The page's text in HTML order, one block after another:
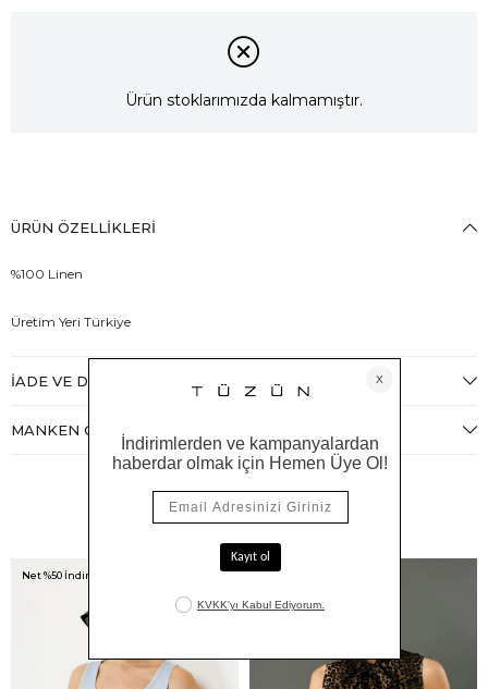
Ürün stoklarımızda kalmamıştır.
ÜRÜN ÖZELLIKLERI
%100 Linen
Üretim Yeri Türkiye
İADE VE DEĞIŞIM
MANKEN ÖLÇÜLERI
Benzer Ürünler
Net %50 İndirim! Net %50 İndirim!